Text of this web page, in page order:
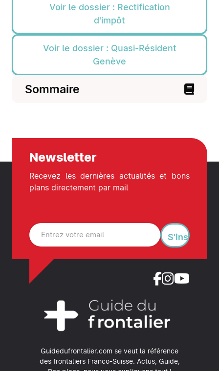
Voir le dossier : Rectification
d'impôt
Voir le dossier : Quasi-Résident
Genève
Sommaire
Guidedufrontalier.com se veut la référence
des frontaliers Franco-Suisse. Actus, Guide,
Newsletter
Recevez les dernières actualités et bons
plans directement par mail
S'inscrire